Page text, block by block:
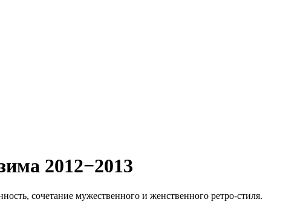
2012−2013
сочетание мужественного и женственного ретро-стиля.